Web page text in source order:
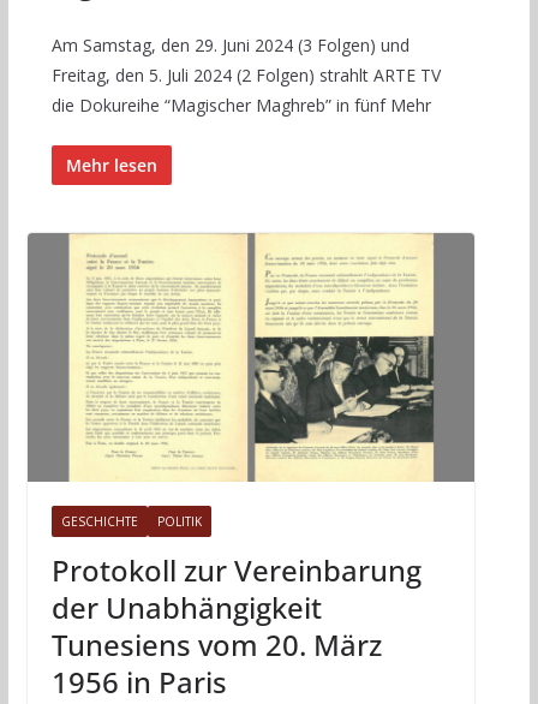
Am Samstag, den 29. Juni 2024 (3 Folgen) und
Freitag, den 5. Juli 2024 (2 Folgen) strahlt ARTE TV
die Dokureihe “Magischer Maghreb” in fünf Mehr
Mehr lesen
GESCHICHTE POLITIK
Protokoll zur Vereinbarung
der Unabhängigkeit
Tunesiens vom 20. März
1956 in Paris